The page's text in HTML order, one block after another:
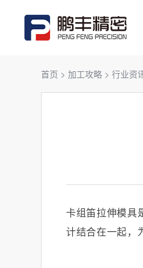
首页 >加工攻略 >行业资
卡组笛拉伸模具
计结合在一起，